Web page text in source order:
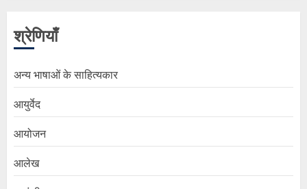
श्रेणियाँ
अन्य भाषाओं के साहित्यकार
आयुर्वेद
आयोजन
आलेख